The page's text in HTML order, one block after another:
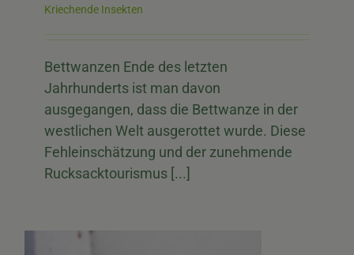
Kriechende Insekten
Bettwanzen Ende des letzten
Jahrhunderts ist man davon
ausgegangen, dass die Bettwanze in der
westlichen Welt ausgerottet wurde. Diese
Fehleinschätzung und der zunehmende
Rucksacktourismus [...]